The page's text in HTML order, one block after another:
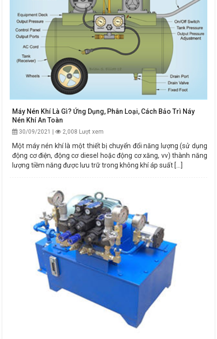
Máy Nén Khí Là Gì? Ứng Dụng, Phân Loại, Cách Bảo Trì Náy
Nén Khí An Toàn
30/09/2021 | 2,008 Lượt xem
Một máy nén khí là một thiết bị chuyển đổi năng lượng (sử dụng
động cơ điện, động cơ diesel hoặc động cơ xăng, vv) thành năng
lượng tiềm năng được lưu trữ trong không khí áp suất [...]